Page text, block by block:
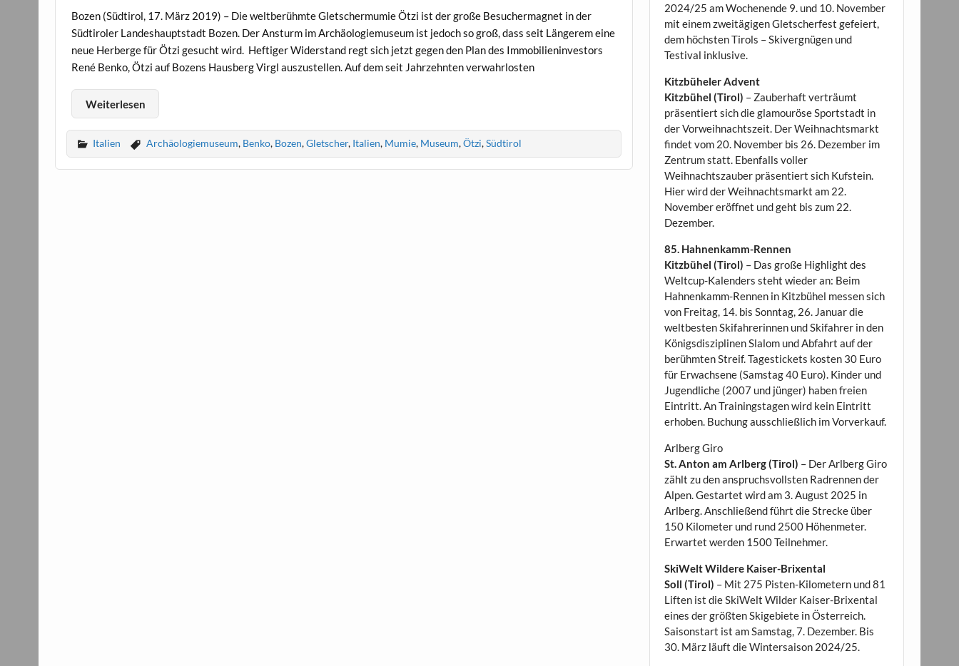
Bozen (Südtirol, 17. März 2019) – Die weltberühmte Gletschermumie Ötzi ist der große Besuchermagnet in der
Südtiroler Landeshauptstadt Bozen. Der Ansturm im Archäologiemuseum ist jedoch so groß, dass seit Längerem eine
neue Herberge für Ötzi gesucht wird. Heftiger Widerstand regt sich jetzt gegen den Plan des Immobilieninvestors
René Benko, Ötzi auf Bozens Hausberg Virgl auszustellen. Auf dem seit Jahrzehnten verwahrlosten
Weiterlesen
Italien Archäologiemuseum, Benko, Bozen,Gletscher, Italien, Mumie, Museum,Ötzi,Südtirol
2024/25 am Wochenende 9. und 10. November
mit einem zweitägigen Gletscherfest gefeiert,
dem höchsten Tirols – Skivergnügen und
Testival inklusive.
Kitzbüheler Advent
Kitzbühel (Tirol) – Zauberhaft verträumt
präsentiert sich die glamouröse Sportstadt in
der Vorweihnachtszeit. Der Weihnachtsmarkt
findet vom 20. November bis 26. Dezember im
Zentrum statt. Ebenfalls voller
Weihnachtszauber präsentiert sich Kufstein.
Hier wird der Weihnachtsmarkt am 22.
November eröffnet und geht bis zum 22.
Dezember.
85. Hahnenkamm-Rennen
Kitzbühel (Tirol) – Das große Highlight des
Weltcup-Kalenders steht wieder an: Beim
Hahnenkamm-Rennen in Kitzbühel messen sich
von Freitag, 14. bis Sonntag, 26. Januar die
weltbesten Skifahrerinnen und Skifahrer in den
Königsdisziplinen Slalom und Abfahrt auf der
berühmten Streif. Tagestickets kosten 30 Euro
für Erwachsene (Samstag 40 Euro). Kinder und
Jugendliche (2007 und jünger) haben freien
Eintritt. An Trainingstagen wird kein Eintritt
erhoben. Buchung ausschließlich im Vorverkauf.
Arlberg Giro
St. Anton am Arlberg (Tirol) – Der Arlberg Giro
zählt zu den anspruchsvollsten Radrennen der
Alpen. Gestartet wird am 3. August 2025 in
Arlberg. Anschließend führt die Strecke über
150 Kilometer und rund 2500 Höhenmeter.
Erwartet werden 1500 Teilnehmer.
SkiWelt Wildere Kaiser-Brixental
Soll (Tirol) – Mit 275 Pisten-Kilometern und 81
Liften ist die SkiWelt Wilder Kaiser-Brixental
eines der größten Skigebiete in Österreich.
Saisonstart ist am Samstag, 7. Dezember. Bis
30. März läuft die Wintersaison 2024/25.